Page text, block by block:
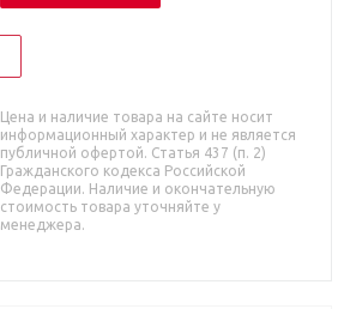
Цена и наличие товара на сайте носит
информационный характер и не является
публичной офертой. Статья 437 (п. 2)
Гражданского кодекса Российской
Федерации. Наличие и окончательную
стоимость товара уточняйте у
менеджера.